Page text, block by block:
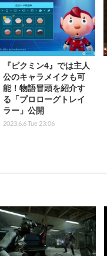
『ピクミン4』では主人
公のキャラメイクも可
能！物語冒頭を紹介す
る「プロローグトレイ
ラー」公開
2023.6.6 Tue 23:06